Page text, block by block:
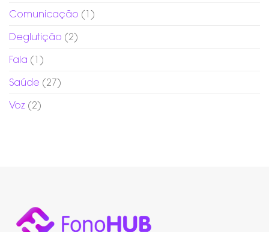
Comunicação (1)
Deglutição (2)
Fala (1)
Saúde (27)
Voz (2)